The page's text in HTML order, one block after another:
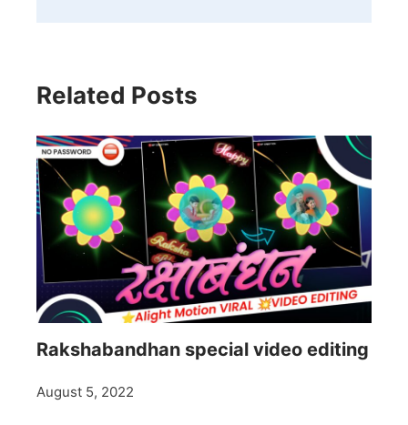
Related Posts
Rakshabandhan special video editing
August 5, 2022